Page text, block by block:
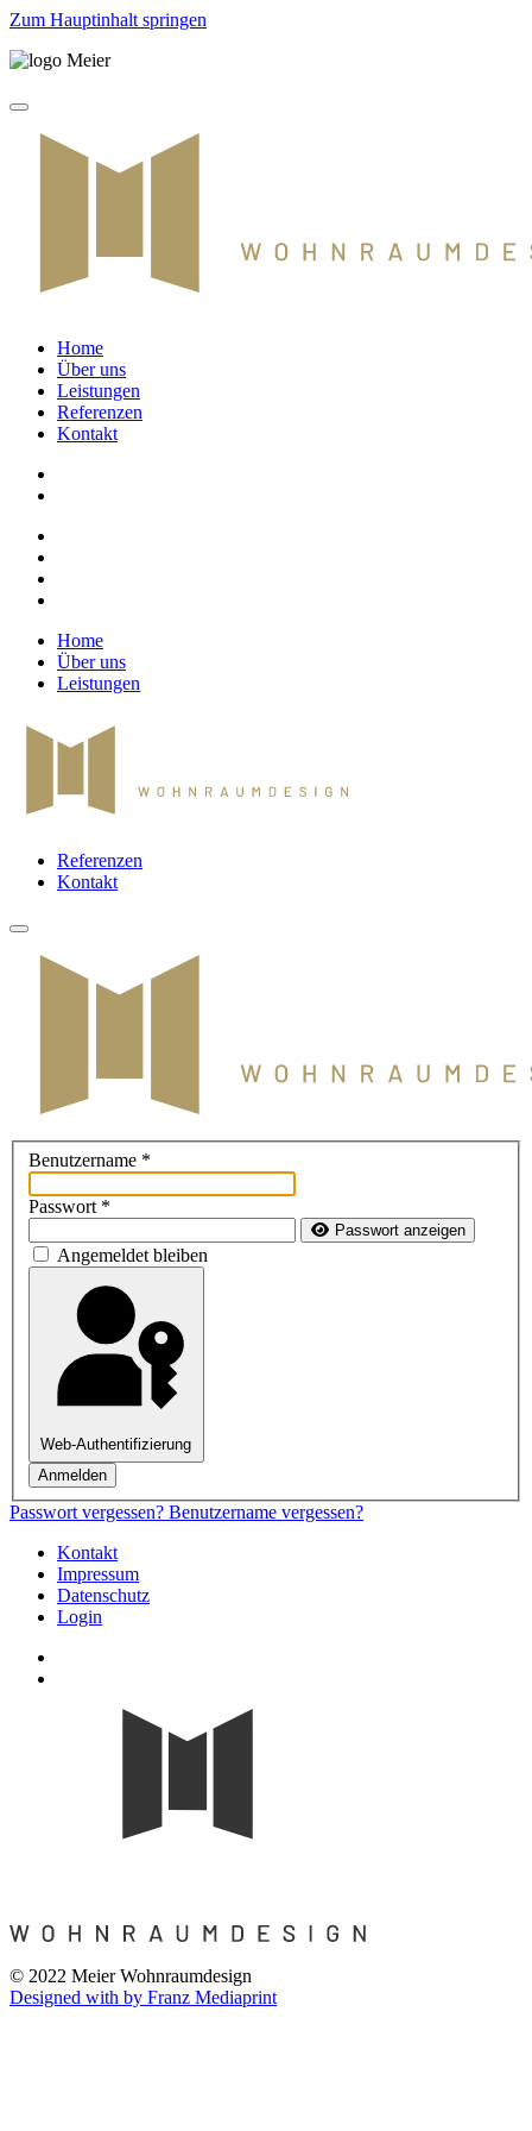
Zum Hauptinhalt springen
Home
Über uns
Leistungen
Referenzen
Kontakt
Home
Über uns
Leistungen
Referenzen
Kontakt
Benutzername *
Passwort *
Passwort anzeigen
Angemeldet bleiben
Web-Authentifizierung
Anmelden
Passwort vergessen? Benutzername vergessen?
Kontakt
Impressum
Datenschutz
Login
© 2022 Meier Wohnraumdesign
Designed with by Franz Mediaprint